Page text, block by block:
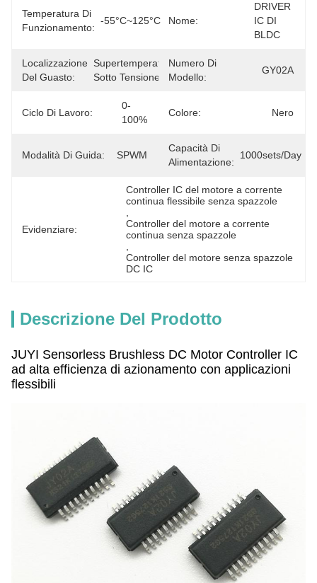
Temperatura Di
Funzionamento:
-55°C~125°C Nome:
DRIVER
IC DI
BLDC
Localizzazione
Del Guasto:
Supertemperatura,
Sotto Tensione
Numero Di
Modello:
GY02A
Ciclo Di Lavoro:
0-
100%
Colore: Nero
Modalità Di Guida: SPWM
Capacità Di
Alimentazione:
1000sets/day
Evidenziare:
Controller IC del motore a corrente
continua flessibile senza spazzole
Controller del motore a corrente
continua senza spazzole
Controller del motore senza spazzole
DC IC
Descrizione Del Prodotto
JUYI Sensorless Brushless DC Motor Controller IC
ad alta efficienza di azionamento con applicazioni
flessibili